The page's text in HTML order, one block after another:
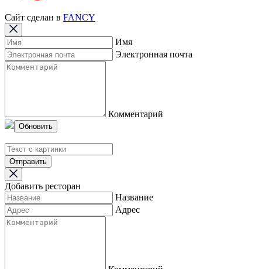
Сайт сделан в FANCY
Имя
Электронная почта
Комментарий
Обновить
Отправить
Добавить ресторан
Название
Адрес